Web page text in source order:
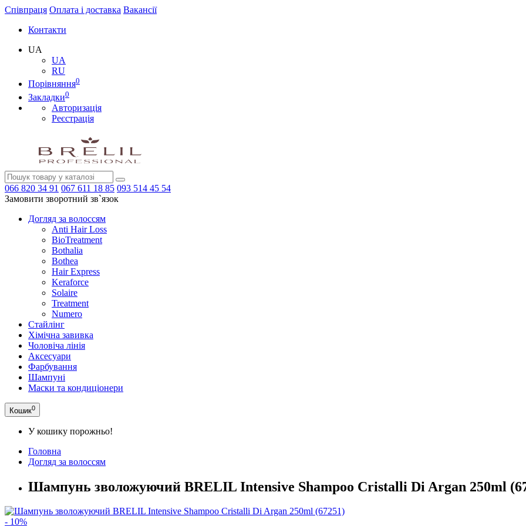
Співпраця Оплата і доставка Вакансії
Контакти
UA
UA
RU
Порівняння0
Закладки0
Авторизація
Реєстрація
066 820 34 91 067 611 18 85 093 514 45 54
Замовити зворотний зв`язок
Догляд за волоссям
Anti Hair Loss
BioTreatment
Bothalia
Bothea
Hair Express
Keraforce
Solaire
Treatment
Numero
Стайлінг
Хімічна завивка
Чоловіча лінія
Аксесуари
Фарбування
Шампуні
Маски та кондиціонери
Кошик0
У кошику порожньо!
Головна
Догляд за волоссям
Шампунь зволожуючий BRELIL Intensive Shampoo Cristalli Di Argan 250ml
- 10%